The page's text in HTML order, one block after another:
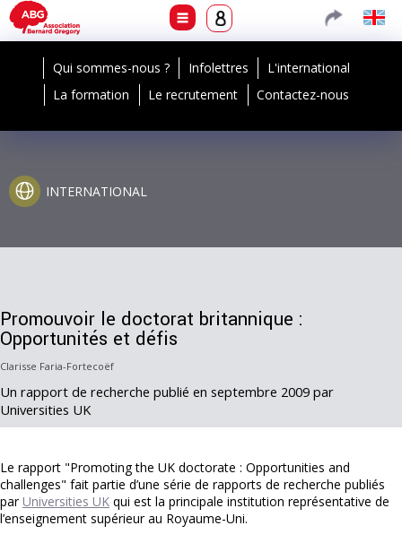
Qui sommes-nous ? Infolettres
L'international
La formation
Le recrutement Contactez-nous
INTERNATIONAL
Promouvoir le doctorat britannique :
Opportunités et défis
Clarisse Faria-Fortecoëf
Un rapport de recherche publié en septembre 2009 par
Universities UK
Le rapport "Promoting the UK doctorate : Opportunities and
challenges" fait partie d’une série de rapports de recherche publiés
par Universities UK qui est la principale institution représentative de
l’enseignement supérieur au Royaume-Uni.